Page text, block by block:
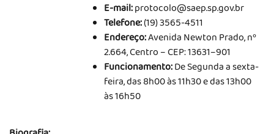
E-mail:protocolo@saep.sp.gov.br
Telefone:(19) 3565-4511
Endereço:Avenida Newton Prado, nº
2.664, Centro – CEP: 13631–901
Funcionamento:De Segunda a sexta-
feira, das 8h00 às 11h30 e das 13h00
às 16h50